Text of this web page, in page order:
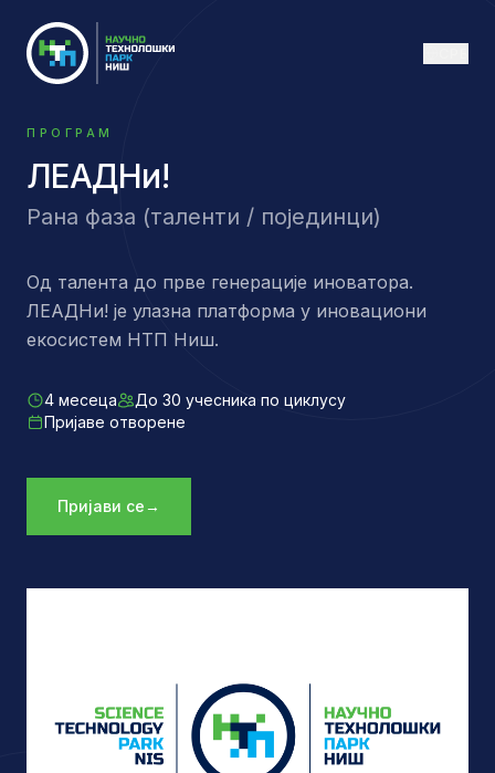
ПРОГРАМ
ЛЕАДНи!
Рана фаза (таленти / појединци)
Од талента до прве генерације иноватора.
ЛЕАДНи! је улазна платформа у иновациони
екосистем НТП Ниш.
4 месеца
До 30 учесника по циклусу
Пријаве отворене
Пријави се→